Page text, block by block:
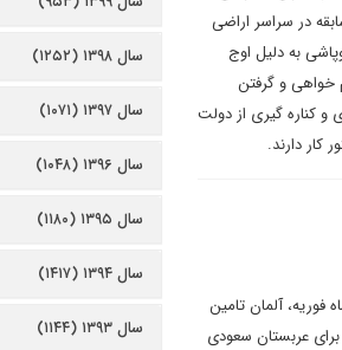
در سراسر اراضی
به دلیل اوج
خواهی و گرفتن
کناره گیری از دولت
کار دارند.
در ماه فوریه، آلمان تامین
تسلیحات برای عربستان سعودی
سال ۱۳۹۸ (۱۲۵۲)
سال ۱۳۹۷ (۱۰۷۱)
سال ۱۳۹۶ (۱۰۴۸)
سال ۱۳۹۵ (۱۱۸۰)
سال ۱۳۹۴ (۱۴۱۷)
سال ۱۳۹۳ (۱۱۴۴)